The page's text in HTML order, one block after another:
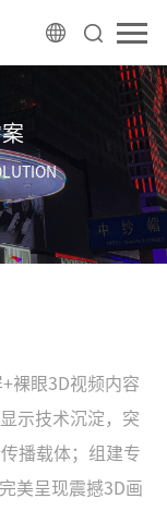
裸眼3D视频内容
示技术沉淀，突
播载体；组建专
美呈现震撼3D画